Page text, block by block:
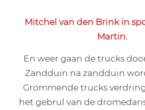
Mitchel van den Brink in
Martin.
En weer gaan de trucks
Zandduin na zandduin
Grommende trucks
het gebrul van de